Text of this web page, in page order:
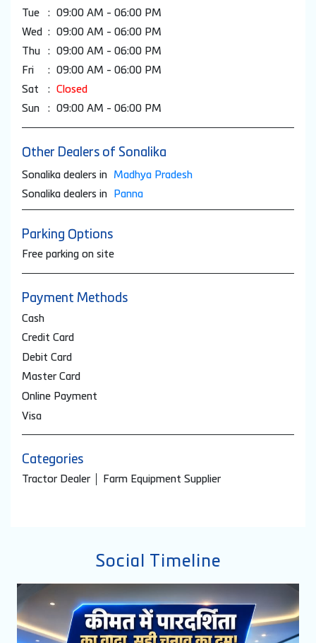
Tue
09:00 AM - 06:00 PM
Wed
09:00 AM - 06:00 PM
Thu
09:00 AM - 06:00 PM
Fri
09:00 AM - 06:00 PM
Sat
Closed
Sun
09:00 AM - 06:00 PM
Other Dealers of Sonalika
Sonalika dealers in
Madhya Pradesh
Sonalika dealers in
Panna
Parking Options
Free parking on site
Payment Methods
Cash
Credit Card
Debit Card
Master Card
Online Payment
Visa
Categories
Tractor Dealer Farm Equipment Supplier
Social Timeline